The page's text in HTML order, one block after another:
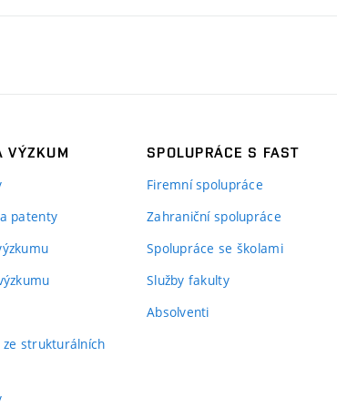
VÝZKUM
patenty
ze strukturálních
SPOLUPRÁCE S FAST
Firemní spolupráce
Zahraniční spolupráce
Spolupráce se školami
Služby fakulty
Absolventi